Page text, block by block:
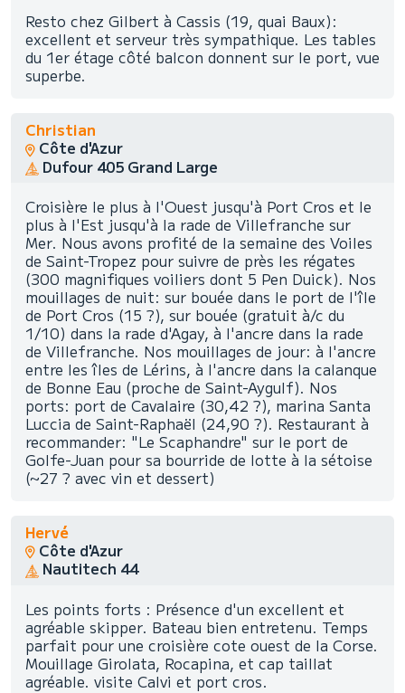
Resto chez Gilbert à Cassis (19, quai Baux):
excellent et serveur très sympathique. Les tables
du 1er étage côté balcon donnent sur le port, vue
superbe.
Christian
Côte d'Azur
Dufour 405 Grand Large
Croisière le plus à l'Ouest jusqu'à Port Cros et le
plus à l'Est jusqu'à la rade de Villefranche sur
Mer. Nous avons profité de la semaine des Voiles
de Saint-Tropez pour suivre de près les régates
(300 magnifiques voiliers dont 5 Pen Duick). Nos
mouillages de nuit: sur bouée dans le port de l'île
de Port Cros (15 ?), sur bouée (gratuit à/c du
1/10) dans la rade d'Agay, à l'ancre dans la rade
de Villefranche. Nos mouillages de jour: à l'ancre
entre les îles de Lérins, à l'ancre dans la calanque
de Bonne Eau (proche de Saint-Aygulf). Nos
ports: port de Cavalaire (30,42 ?), marina Santa
Luccia de Saint-Raphaël (24,90 ?). Restaurant à
recommander: "Le Scaphandre" sur le port de
Golfe-Juan pour sa bourride de lotte à la sétoise
(~27 ? avec vin et dessert)
Hervé
Côte d'Azur
Nautitech 44
Les points forts : Présence d'un excellent et
agréable skipper. Bateau bien entretenu. Temps
parfait pour une croisière cote ouest de la Corse.
Mouillage Girolata, Rocapina, et cap taillat
agréable. visite Calvi et port cros.